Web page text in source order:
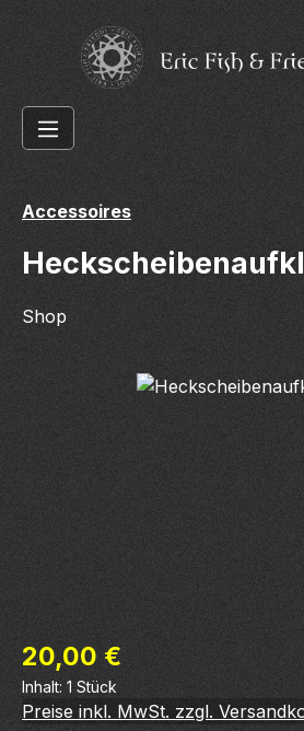
Zum Hauptinhalt springen
Accessoires
Shop
Bildergalerie überspringen
Regulärer Preis:
20,00 €
Inhalt: 1 Stück
Preise inkl. MwSt. zzgl.